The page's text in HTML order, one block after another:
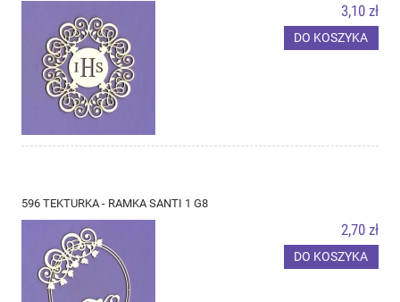
3,10 zł
DO KOSZYKA
596 TEKTURKA - RAMKA SANTI 1 G8
2,70 zł
DO KOSZYKA